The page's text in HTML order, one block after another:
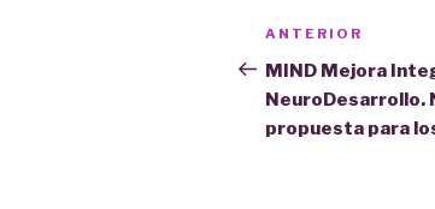
Navegación
de
entradas
Entrada
anterior:
ANTERIOR
MIND Mejora
NeuroDesarrollo.
propuesta para